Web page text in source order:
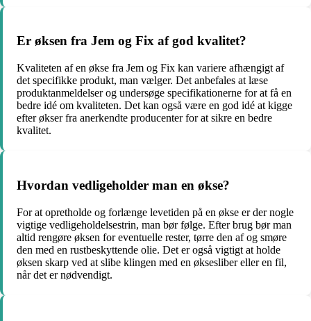
Er øksen fra Jem og Fix af god kvalitet?
Kvaliteten af en økse fra Jem og Fix kan variere afhængigt af
det specifikke produkt, man vælger. Det anbefales at læse
produktanmeldelser og undersøge specifikationerne for at få en
bedre idé om kvaliteten. Det kan også være en god idé at kigge
efter økser fra anerkendte producenter for at sikre en bedre
kvalitet.
Hvordan vedligeholder man en økse?
For at opretholde og forlænge levetiden på en økse er der nogle
vigtige vedligeholdelsestrin, man bør følge. Efter brug bør man
altid rengøre øksen for eventuelle rester, tørre den af ​​og smøre
den med en rustbeskyttende olie. Det er også vigtigt at holde
øksen skarp ved at slibe klingen med en øksesliber eller en fil,
når det er nødvendigt.